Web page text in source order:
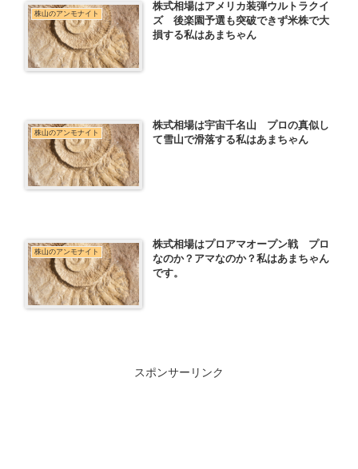
株山のアンモナイト
株式相場はアメリカ装弾ウルトラクイ
ズ 後楽園予選も突破できず米株で大
損する私はあまちゃん
株山のアンモナイト
株式相場は宇宙千名山 プロの真似し
て雪山で滑落する私はあまちゃん
株山のアンモナイト
株式相場はプロアマオープン戦 プロ
なのか？アマなのか？私はあまちゃん
です。
スポンサーリンク